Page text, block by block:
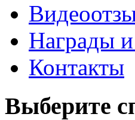
Награды и
Контакты
Выберите